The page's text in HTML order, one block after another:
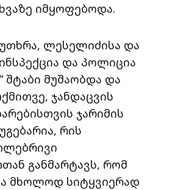
იმყოფებოდა.
უთხრა, ლესელიძისა და
და პოლიცია
შტაბი მუშაობდა და
ჯანდაცვის
ჯარიმის
რის
განმარტავს, რომ
მხოლოდ სიტყვიერად